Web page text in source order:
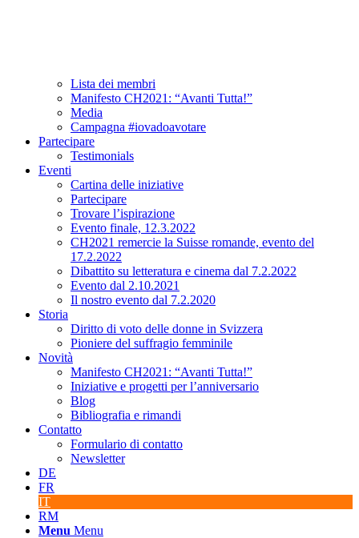
Lista dei membri
Manifesto CH2021: “Avanti Tutta!”
Media
Campagna #iovadoavotare
Partecipare
Testimonials
Eventi
Cartina delle iniziative
Partecipare
Trovare l’ispirazione
Evento finale, 12.3.2022
CH2021 remercie la Suisse romande, evento del
17.2.2022
Dibattito su letteratura e cinema dal 7.2.2022
Evento dal 2.10.2021
Il nostro evento dal 7.2.2020
Storia
Diritto di voto delle donne in Svizzera
Pioniere del suffragio femminile
Novità
Manifesto CH2021: “Avanti Tutta!”
Iniziative e progetti per l’anniversario
Blog
Bibliografia e rimandi
Contatto
Formulario di contatto
Newsletter
DE
FR
IT
RM
Menu Menu